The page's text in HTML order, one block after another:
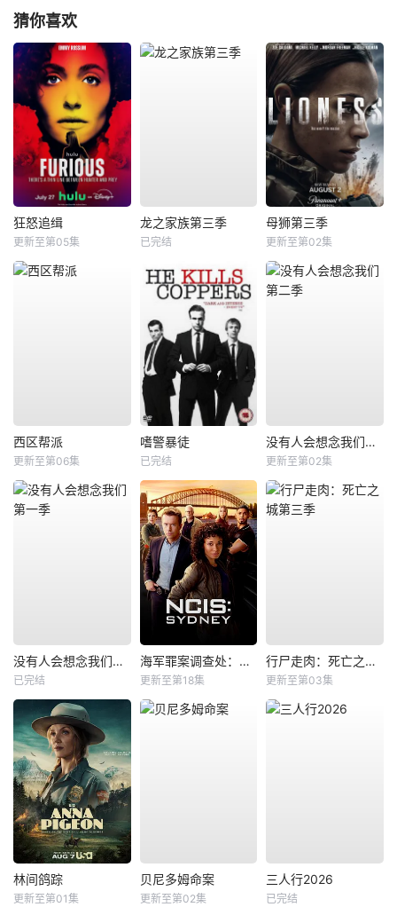
猜你喜欢
狂怒追缉
更新至第05集
龙之家族第三季
已完结
母狮第三季
更新至第02集
西区帮派
更新至第06集
嗜警暴徒
已完结
没有人会想念我们第二季
更新至第02集
没有人会想念我们第一季
已完结
海军罪案调查处：悉尼第三季
更新至第18集
行尸走肉：死亡之城第三季
更新至第03集
林间鸽踪
更新至第01集
贝尼多姆命案
更新至第02集
三人行2026
已完结